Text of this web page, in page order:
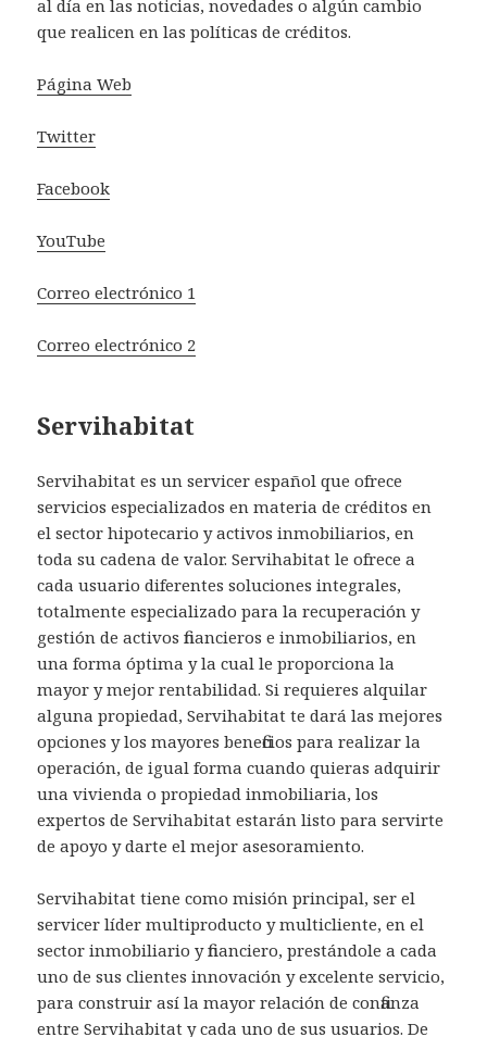
al día en las noticias, novedades o algún cambio
que realicen en las políticas de créditos.
Página Web
Twitter
Facebook
YouTube
Correo electrónico 1
Correo electrónico 2
Servihabitat
Servihabitat es un servicer español que ofrece
servicios especializados en materia de créditos en
el sector hipotecario y activos inmobiliarios, en
toda su cadena de valor. Servihabitat le ofrece a
cada usuario diferentes soluciones integrales,
totalmente especializado para la recuperación y
gestión de activos financieros e inmobiliarios, en
una forma óptima y la cual le proporciona la
mayor y mejor rentabilidad. Si requieres alquilar
alguna propiedad, Servihabitat te dará las mejores
opciones y los mayores beneficios para realizar la
operación, de igual forma cuando quieras adquirir
una vivienda o propiedad inmobiliaria, los
expertos de Servihabitat estarán listo para servirte
de apoyo y darte el mejor asesoramiento.
Servihabitat tiene como misión principal, ser el
servicer líder multiproducto y multicliente, en el
sector inmobiliario y financiero, prestándole a cada
uno de sus clientes innovación y excelente servicio,
para construir así la mayor relación de confianza
entre Servihabitat y cada uno de sus usuarios. De